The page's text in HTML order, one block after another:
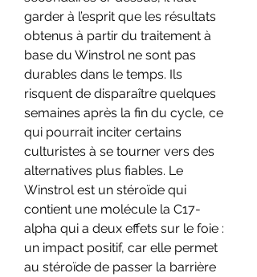
garder à l’esprit que les résultats
obtenus à partir du traitement à
base du Winstrol ne sont pas
durables dans le temps. Ils
risquent de disparaître quelques
semaines après la fin du cycle, ce
qui pourrait inciter certains
culturistes à se tourner vers des
alternatives plus fiables. Le
Winstrol est un stéroïde qui
contient une molécule la C17-
alpha qui a deux effets sur le foie :
un impact positif, car elle permet
au stéroïde de passer la barrière